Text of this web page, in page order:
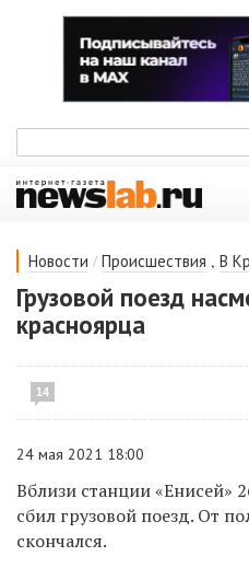
Новости / Происшествия , В
Грузовой поезд
красноярца
14
24 мая 2021 18:00
Вблизи станции «Енисей»
сбил грузовой поезд. От
скончался.